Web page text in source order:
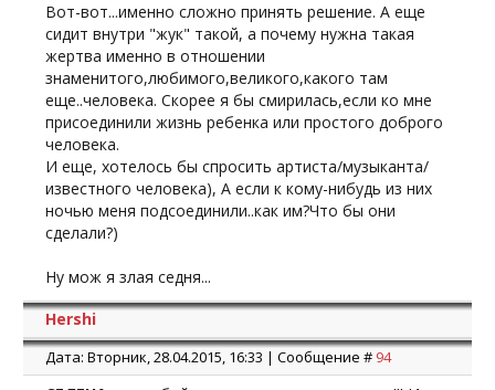
Вот-вот...именно сложно принять решение. А еще
сидит внутри "жук" такой, а почему нужна такая
жертва именно в отношении
знаменитого,любимого,великого,какого там
еще..человека. Скорее я бы смирилась,если ко мне
присоединили жизнь ребенка или простого доброго
человека.
И еще, хотелось бы спросить артиста/музыканта/
известного человека), А если к кому-нибудь из них
ночью меня подсоединили..как им?Что бы они
сделали?)
Ну мож я злая седня...
Hershi
Дата: Вторник, 28.04.2015, 16:33 | Сообщение # 94